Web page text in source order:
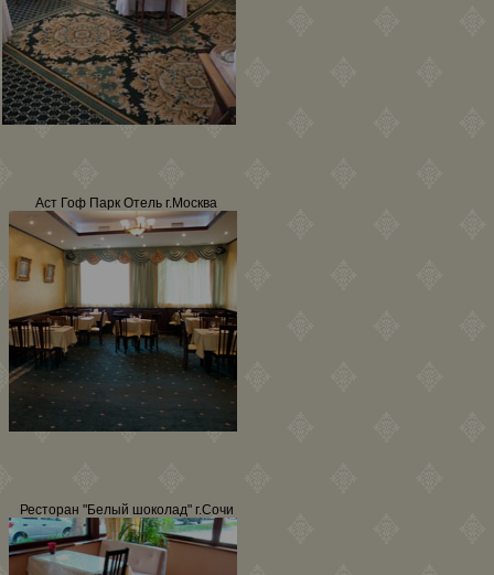
Аст Гоф Парк Отель г.Москва
Ресторан "Белый шоколад" г.Сочи